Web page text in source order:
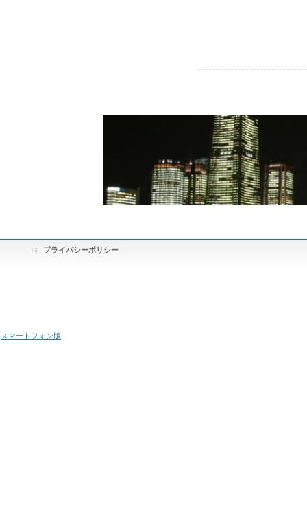
プライバシーポリシー
スマートフォン版